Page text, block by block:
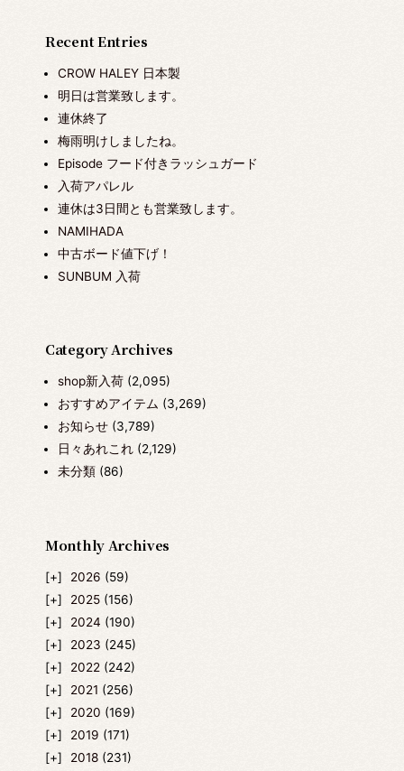
Recent Entries
CROW HALEY 日本製
明日は営業致します。
連休終了
梅雨明けしましたね。
Episode フード付きラッシュガード
入荷アパレル
連休は3日間とも営業致します。
NAMIHADA
中古ボード値下げ！
SUNBUM 入荷
Category Archives
shop新入荷(2,095)
おすすめアイテム (3,269)
お知らせ(3,789)
日々あれこれ(2,129)
未分類(86)
Monthly Archives
2026 (59)
2025 (156)
2024 (190)
2023 (245)
2022 (242)
2021 (256)
2020 (169)
2019 (171)
2018 (231)